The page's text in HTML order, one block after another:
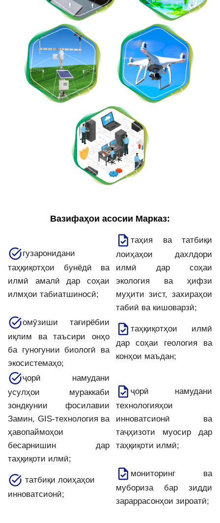
Вазифаҳои асосии Марказ:
гузаронидани
таҳқиқотҳои бунёдӣ ва
илмӣ амалӣ дар соҳаи
илмҳои табиатшиносӣ;
таҳия ва татбиқи
лоиҳаҳои дахлдори
илмӣ дар соҳаи
экология ва ҳифзи
муҳити зист, захираҳои
табиӣ ва кишоварзӣ;
омӯзиши тағирёбии
иқлим ва таъсири онҳо
ба гуногунии биологӣ ва
экосистемаҳо;
таҳқиқотҳои илмӣ
дар соҳаи геология ва
конҳои маъдан;
ҷорӣ намудани
усулҳои мураккаби
зондкунии фосилавии
Замин, GIS-технология ва
ҳавопаймоҳои
бесарнишин дар
таҳқиқоти илмӣ;
ҷорӣ намудани
технологияҳои
инноватсионӣ ва
таҷҳизоти муосир дар
таҳқиқоти илмӣ;
татбиқи лоиҳаҳои
инноватсионӣ;
мониторинг ва
мубориза бар зидди
зараррасонҳои зироатӣ;